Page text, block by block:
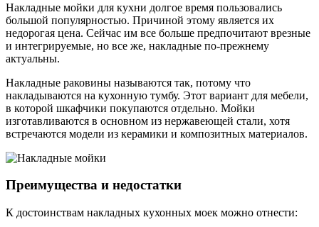
Накладные мойки для кухни долгое время пользовались
большой популярностью. Причиной этому является их
недорогая цена. Сейчас им все больше предпочитают врезные
и интегрируемые, но все же, накладные по-прежнему
актуальны.
Накладные раковины называются так, потому что
накладываются на кухонную тумбу. Этот вариант для мебели,
в которой шкафчики покупаются отдельно. Мойки
изготавливаются в основном из нержавеющей стали, хотя
встречаются модели из керамики и композитных материалов.
Преимущества и недостатки
К достоинствам накладных кухонных моек можно отнести: